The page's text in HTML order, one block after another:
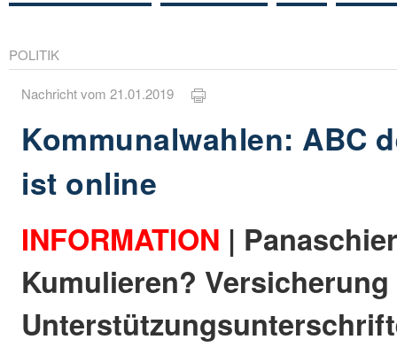
POLITIK
Nachricht vom 21.01.2019
Kommunalwahlen: ABC
ist online
INFORMATION |
Kumulieren?